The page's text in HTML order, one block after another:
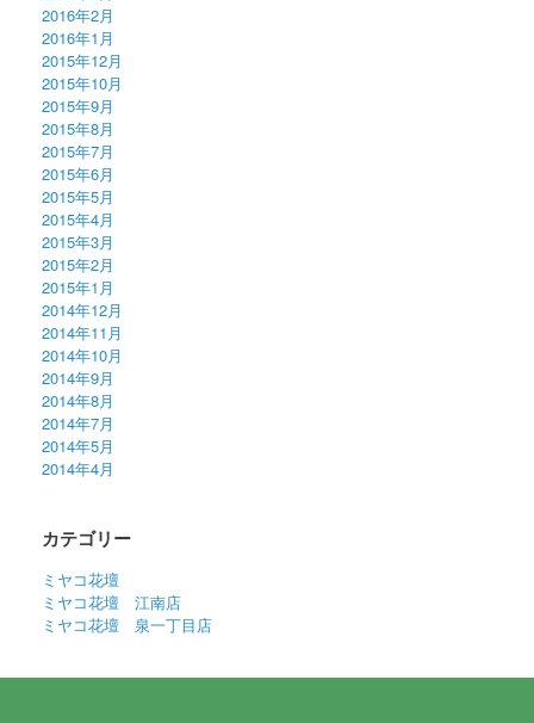
2016年2月
2016年1月
2015年12月
2015年10月
2015年9月
2015年8月
2015年7月
2015年6月
2015年5月
2015年4月
2015年3月
2015年2月
2015年1月
2014年12月
2014年11月
2014年10月
2014年9月
2014年8月
2014年7月
2014年5月
2014年4月
カテゴリー
ミヤコ花壇
ミヤコ花壇 江南店
ミヤコ花壇 泉一丁目店